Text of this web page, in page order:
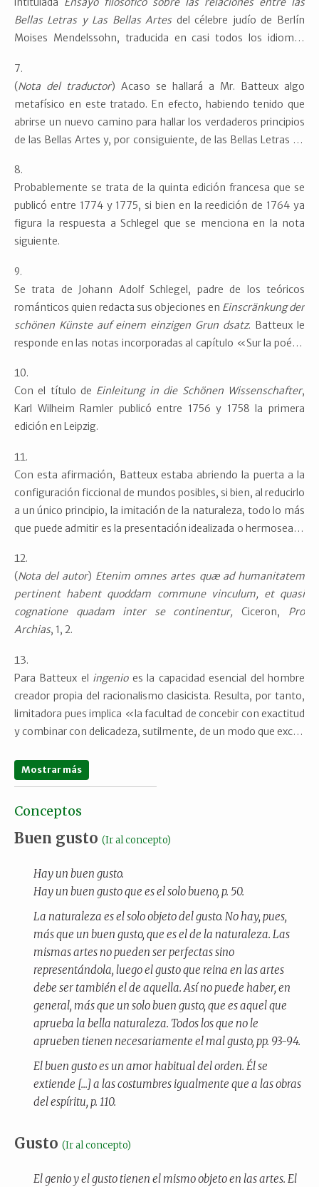
los buenos conocedores, pues por tales creo debe entenderse
a los autores de aquella grande obra, honor del siglo diez y
ocho.
Bellas Letras y Las Bellas Artesdel célebre judío de Berlín
Moises Mendelssohn, traducida en casi todos los idiomas
Platón de Alemania». Toma esta información de Esteban de
Arteaga y susInvestigaciones filosóficas sobre la belleza
ideal,Madrid: Sancha, 1789, p. 56. Según este último, el
axioma del autor berlinés es que «el carácter y la esencia de
las Bellas Artes y de las Bellas Letras consiste en la expresión
sensible de la perfección»
(Nota del traductor) Acaso se hallará a Mr. Batteux algo
metafísico en este tratado. En efecto, habiendo tenido que
abrirse un nuevo camino para hallar los verdaderos principios
de las Bellas Artes y, por consiguiente, de las Bellas Letras en
esta en todas sus partes y desenvolver toda la metafísica de
aquellas para poder fijar su verdadero objeto y establecer
sobre cimientos sólidos todas sus reglas y preceptos. Esto se
llama tratar filosóficamente las Artes y las Letras o, lo que es
lo mismo, enseñar la filosofía de ellas y este es el único y
Probablemente se trata de la quinta edición francesa que se
publicó entre 1774 y 1775, si bien en la reedición de 1764 ya
figura la respuesta a Schlegel que se menciona en la nota
siguiente.
Se trata de Johann Adolf Schlegel, padre de los teóricos
románticos quien redacta sus objeciones en Einscränkung der
schönen Künste auf einem einzigen Grun dsatz. Batteux le
responde en las notas incorporadas al capítulo «Sur la poésie
edición.
Con el título de Einleitung in die Schönen Wissenschafter,
Karl Wilheim Ramler publicó entre 1756 y 1758 la primera
edición en Leipzig.
Con esta afirmación, Batteux estaba abriendo la puerta a la
configuración ficcional de mundos posibles, si bien, al reducirlo
a un único principio, la imitación de la naturaleza, todo lo más
que puede admitir es la presentación idealizada o hermoseada
«Teoría de los mundos posibles y modernidad literaria: la
creación de un nuevo paradigma», Sánchez Mesa, D. et alii.,
Teoría y comparatismo: tradición y nuevos espacios. Actas
del I Congreso Internacional de Asetel,
Granada/Salamanca/Cáceres: Universidad de
(Nota del autor) Etenim omnes artes quæ ad humanitatem
pertinent habent quoddam commune vinculum, et quasi
cognatione quadam inter se continentur, Ciceron, Pro
Archias, 1, 2.
Para Batteux el ingenioes la capacidad esencial del hombre
creador propia del racionalismo clasicista. Resulta, por tanto,
limitadora pues implica «la facultad de concebir con exactitud
y combinar con delicadeza, sutilmente, de un modo que excita
seguimiento de los proncipios clasicistas como fundamento
de la creación poética que impide transpasar los límites
José, «Notas a propósito de la distinción idilio/égloga y
genio/ingenio en las Variedades de Ciencias, Literatura y
de actualidad en lengua española
Salamanca/Instituto Caro y Cuervo, 2000, pp. 355-362.
Mostrar más
Conceptos
Buen gusto (Ir al concepto)
Hay un buen gusto.
Hay un buen gusto que es el solo bueno, p. 50.
La naturaleza es el solo objeto del gusto. No hay, pues,
más que un buen gusto, que es el de la naturaleza. Las
mismas artes no pueden ser perfectas sino
representándola, luego el gusto que reina en las artes
debe ser también el de aquella. Así no puede haber, en
general, más que un solo buen gusto, que es aquel que
aprueba la bella naturaleza. Todos los que no le
aprueben tienen necesariamente el mal gusto, pp. 93-94.
El buen gusto es un amor habitual del orden. Él se
extiende [...] a las costumbres igualmente que a las obras
del espíritu, p. 110.
Gusto (Ir al concepto)
El genio y el gusto tienen el mismo objeto en las artes. El